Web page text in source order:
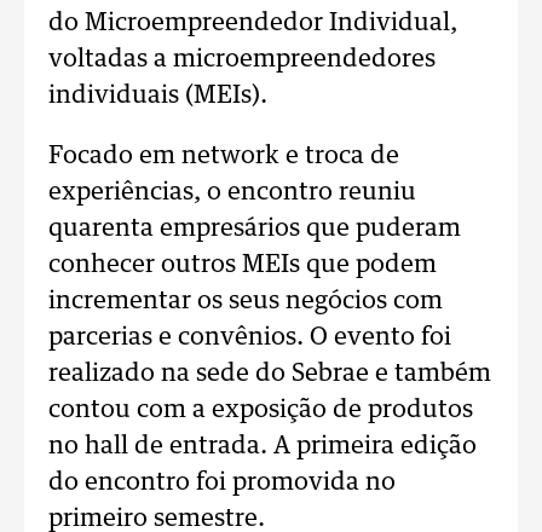
do Microempreendedor Individual,
voltadas a microempreendedores
individuais (MEIs).
Focado em network e troca de
experiências, o encontro reuniu
quarenta empresários que puderam
conhecer outros MEIs que podem
incrementar os seus negócios com
parcerias e convênios. O evento foi
realizado na sede do Sebrae e também
contou com a exposição de produtos
no hall de entrada. A primeira edição
do encontro foi promovida no
primeiro semestre.